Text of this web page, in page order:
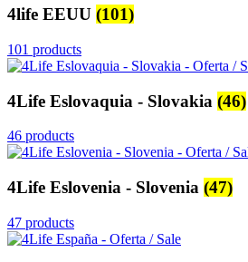
4life EEUU (101)
101 products
4Life Eslovaquia - Slovakia (46)
46 products
4Life Eslovenia - Slovenia (47)
47 products